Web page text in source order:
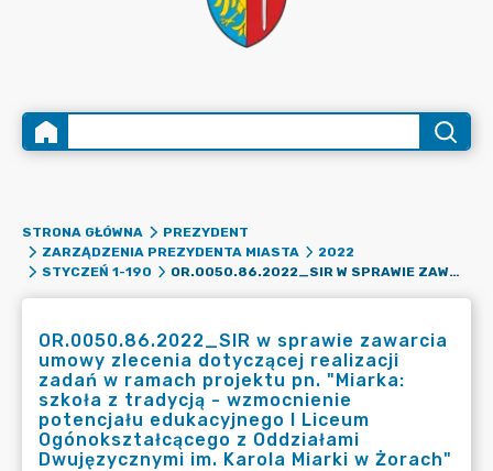
STRONA GŁÓWNA
PREZYDENT
ZARZĄDZENIA PREZYDENTA MIASTA
2022
STYCZEŃ 1-190
OR.0050.86.2022_SIR W SPRAWIE ZAWARCIA UMOWY ZLECENIA DOTYCZĄCEJ REALIZACJI ZADAŃ W RAMACH PROJEKTU PN. "MIARKA: SZKOŁA Z TRADYCJĄ - WZMOCNIENIE POTENCJAŁU EDUKACYJNEGO I LICEUM OGÓNOKSZTAŁCĄCEGO Z ODDZIAŁAMI DWUJĘZYCZNYMI IM. KAROLA MIARKI W ŻORACH"
OR.0050.86.2022_SIR w sprawie zawarcia
umowy zlecenia dotyczącej realizacji
zadań w ramach projektu pn. "Miarka:
szkoła z tradycją - wzmocnienie
potencjału edukacyjnego I Liceum
Ogónokształcącego z Oddziałami
Dwujęzycznymi im. Karola Miarki w Żorach"